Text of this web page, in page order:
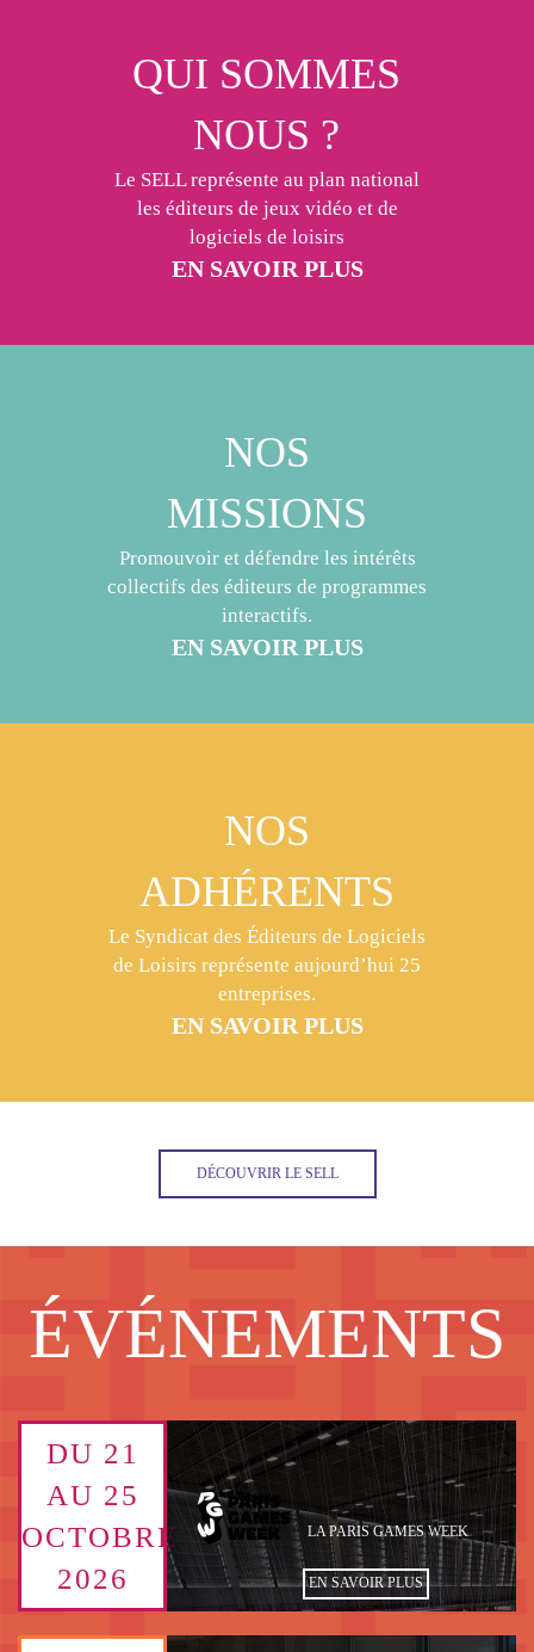
QUI SOMMES
NOUS ?
Le SELL représente au plan national
les éditeurs de jeux vidéo et de
logiciels de loisirs
EN SAVOIR PLUS
NOS
MISSIONS
Promouvoir et défendre les intérêts
collectifs des éditeurs de programmes
interactifs.
EN SAVOIR PLUS
NOS
ADHÉRENTS
Le Syndicat des Éditeurs de Logiciels
de Loisirs représente aujourd’hui 25
entreprises.
EN SAVOIR PLUS
DÉCOUVRIR LE SELL
ÉVÉNEMENTS
TEXTE
DATE
PERSONNALISÉ
DU 21
AU 25
OCTOBRE
2026
Logo
LA PARIS GAMES WEEK
EN SAVOIR PLUS